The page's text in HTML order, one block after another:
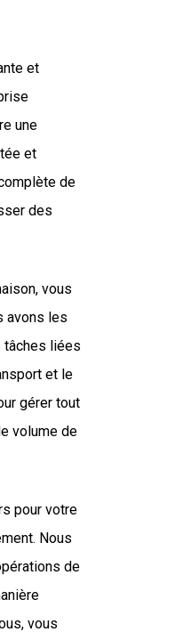
et
une
et
de
des
vous
avons les
tâches liées
et le
gérer tout
volume de
pour votre
Nous
de
vous